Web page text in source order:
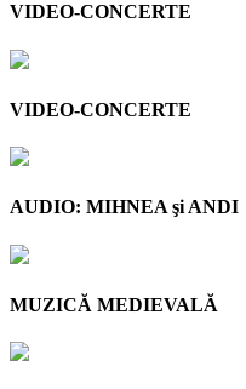
VIDEO-CONCERTE
VIDEO-CONCERTE
AUDIO: MIHNEA şi ANDI
MUZICĂ MEDIEVALĂ